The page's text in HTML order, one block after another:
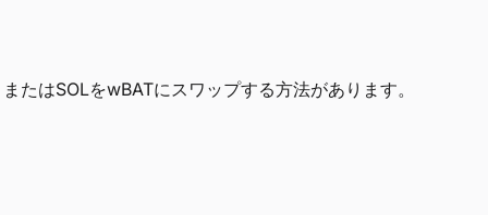
はSOLをwBATにスワップする方法があります。